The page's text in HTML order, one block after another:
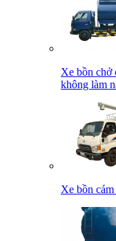
Xe bồn chở
không làm
Xe bồn